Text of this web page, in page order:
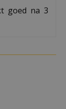
goed na 3